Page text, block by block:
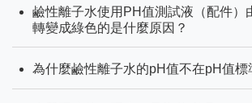
鹼性離子水使用PH值測試液（配件）
轉變成綠色的是什麼原因？
為什麼鹼性離子水的pH值不在pH值標